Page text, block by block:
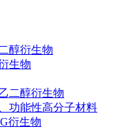
醇衍生物
生物
二醇衍生物
功能性高分子材料
衍生物